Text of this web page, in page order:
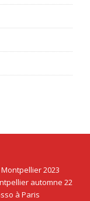
2023
automne 22
à Paris